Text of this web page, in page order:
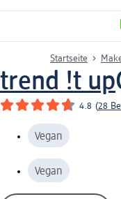
Startseite
trend !t up
4.8 (28
Vegan
Vegan